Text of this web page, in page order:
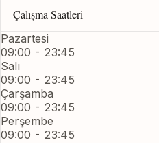
Çalışma Saatleri
Pazartesi
09:00 - 23:45
Salı
09:00 - 23:45
Çarşamba
09:00 - 23:45
Perşembe
09:00 - 23:45